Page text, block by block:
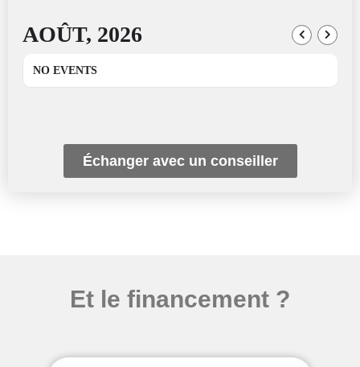
AOÛT, 2026
NO EVENTS
Échanger avec un conseiller
Et le financement ?